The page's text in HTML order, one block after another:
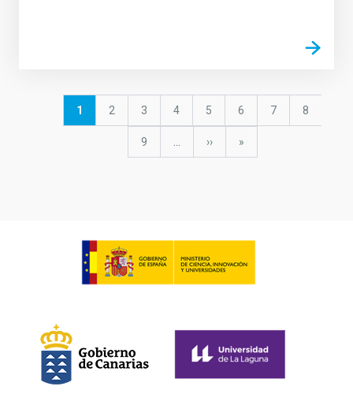
PaginaciónPágina
1 Página
2 Página
3 Página
4 Página
5 Página
6 Página
7 Página
8
Página
9
Siguiente
››
última
»